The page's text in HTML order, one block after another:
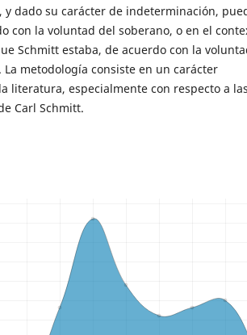
y dado su carácter de indeterminación,
con la voluntad del soberano, o en el
Schmitt estaba, de acuerdo con la
metodología consiste en un carácter
literatura, especialmente con respecto a las
Carl Schmitt.